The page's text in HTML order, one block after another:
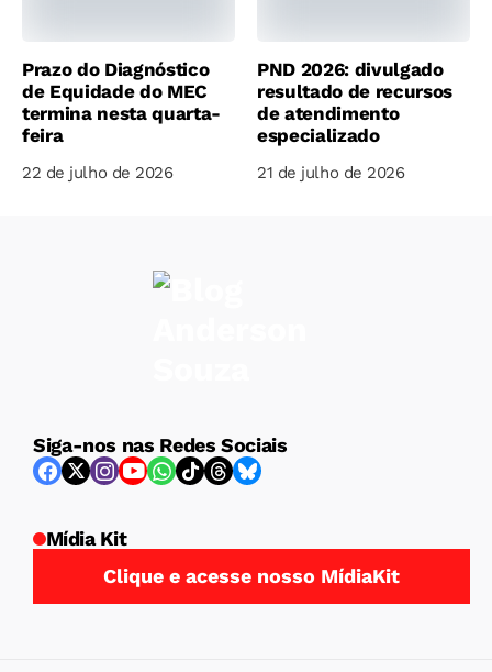
Prazo do Diagnóstico
de Equidade do MEC
termina nesta quarta-
feira
22 de julho de 2026
PND 2026: divulgado
resultado de recursos
de atendimento
especializado
21 de julho de 2026
Siga-nos nas Redes Sociais
Mídia Kit
Clique e acesse nosso MídiaKit